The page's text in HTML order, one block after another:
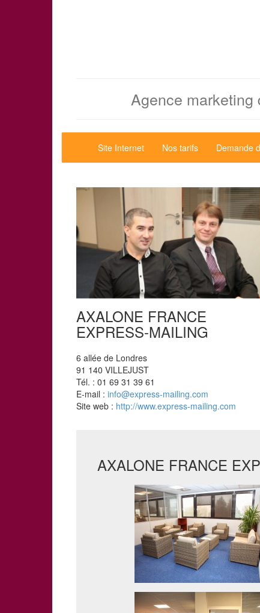
Agence
Site Internet Nos tarifs Demande
AXALONE FRANCE
EXPRESS-MAILING
6 allée de Londres
91 140 VILLEJUST
Tél. : 01 69 31 39 61
E-mail : info@express-mailing.com
Site web : http://www.express-mailing.com
AXALONE FRANCE